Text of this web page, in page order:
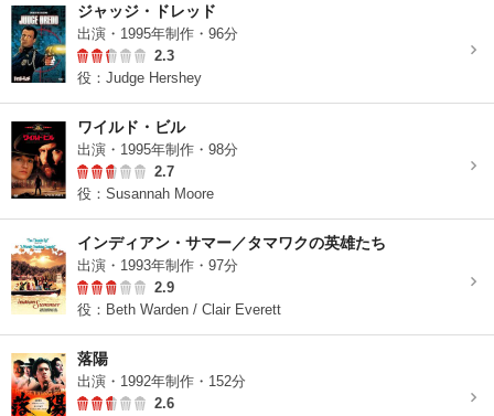
ジャッジ・ドレッド
出演・1995年制作・96分
2.3
役：Judge Hershey
ワイルド・ビル
出演・1995年制作・98分
2.7
役：Susannah Moore
インディアン・サマー／タマワクの英雄たち
出演・1993年制作・97分
2.9
役：Beth Warden / Clair Everett
落陽
出演・1992年制作・152分
2.6